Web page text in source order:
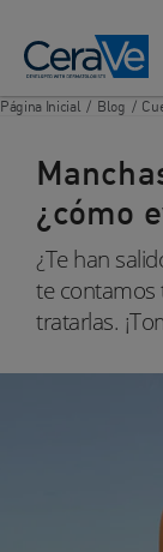
Search
Página Inicial / Blog /
¿cómo
¿Te han
te contamos
tratarlas.